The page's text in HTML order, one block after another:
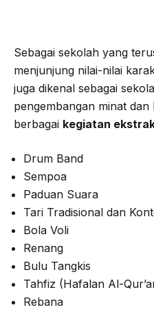
Sebagai sekolah yang
menjunjung nilai-nilai
juga dikenal sebagai
pengembangan minat dan
berbagai kegiatan
Drum Band
Sempoa
Paduan Suara
Tari Tradisional dan
Bola Voli
Renang
Bulu Tangkis
Tahfiz (Hafalan Al-
Rebana